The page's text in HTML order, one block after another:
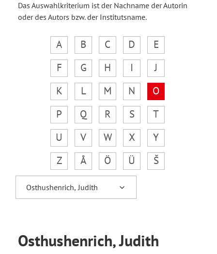
Das Auswahlkriterium ist der Nachname der Autorin
oder des Autors bzw. der Institutsname.
A B C D
E
F
G H I
J
K
L M N
O
P
Q R S
T
U
V W X
Y
Z
Å Ö Ü Š
Osthushenrich, Judith